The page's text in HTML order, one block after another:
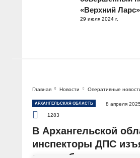
«Верхний Ларс»
29 июля 2024 г.
Главная Новости Оперативные
АРХАНГЕЛЬСКАЯ ОБЛАСТЬ
8 апреля
1283
В Архангельской
инспекторы ДПС